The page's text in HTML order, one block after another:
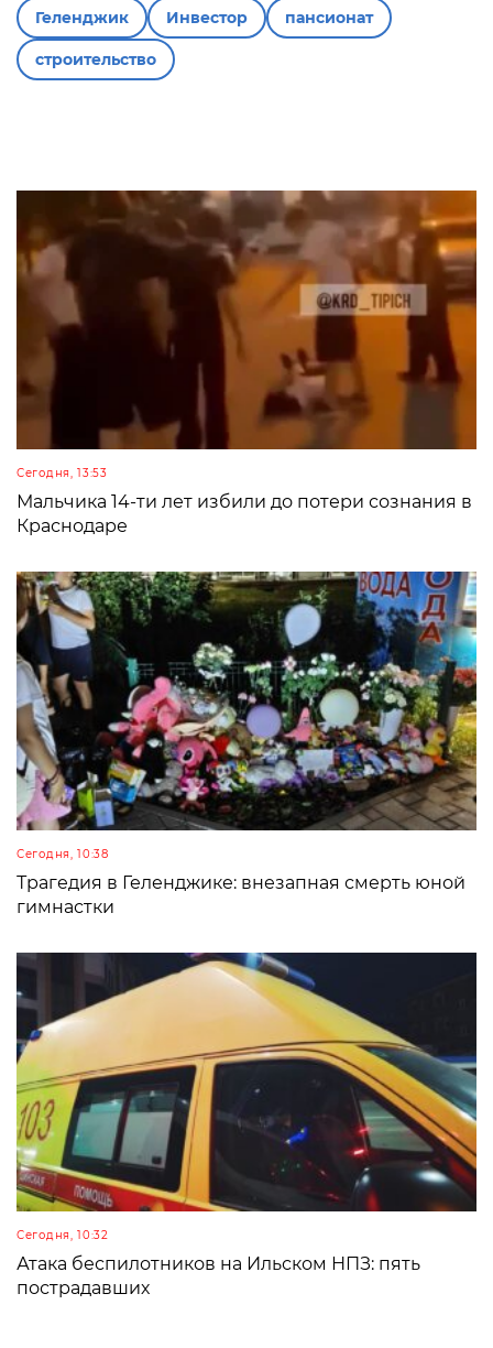
Геленджик Инвестор пансионат
строительство
Сегодня, 13:53
Мальчика 14-ти лет избили до потери сознания в
Краснодаре
Сегодня, 10:38
Трагедия в Геленджике: внезапная смерть юной
гимнастки
Сегодня, 10:32
Атака беспилотников на Ильском НПЗ: пять
пострадавших